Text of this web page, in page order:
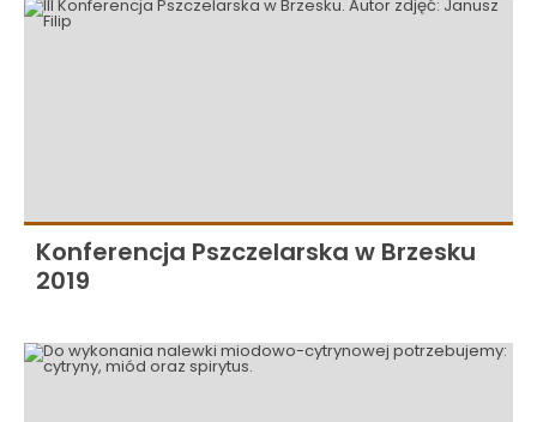
Konferencja Pszczelarska w Brzesku
2019